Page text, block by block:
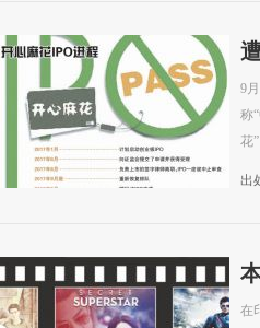
9
称
花
出
在